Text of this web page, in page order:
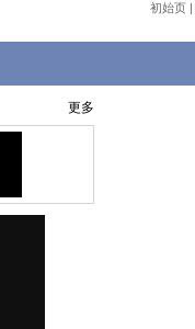
初始页 |
更多